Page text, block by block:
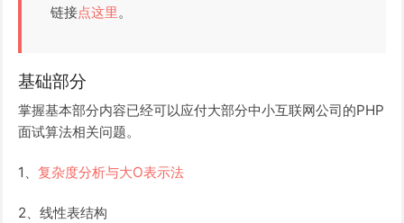
链接点这里 。
基础部分
掌握基本部分内容已经可以应付大部分中小互联网公司的PHP
面试算法相关问题。
1、 复杂度分析与大O表示法
2、线性表结构